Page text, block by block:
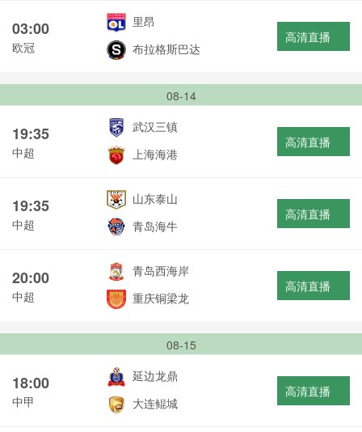
03:00
欧冠
里昂
布拉格斯巴达
高清直播
08-14
19:35
中超
武汉三镇
上海海港
高清直播
19:35
中超
山东泰山
青岛海牛
高清直播
20:00
中超
青岛西海岸
重庆铜梁龙
高清直播
08-15
18:00
中甲
延边龙鼎
大连鲲城
高清直播